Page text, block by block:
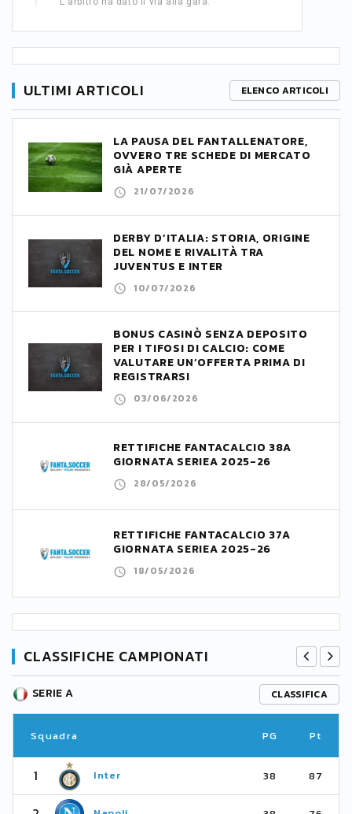
ULTIMI ARTICOLI ELENCO ARTICOLI
LA PAUSA DEL FANTALLENATORE,
OVVERO TRE SCHEDE DI MERCATO
GIÀ APERTE
21/07/2026
DERBY D’ITALIA: STORIA, ORIGINE
DEL NOME E RIVALITÀ TRA
JUVENTUS E INTER
10/07/2026
BONUS CASINÒ SENZA DEPOSITO
PER I TIFOSI DI CALCIO: COME
VALUTARE UN’OFFERTA PRIMA DI
REGISTRARSI
03/06/2026
RETTIFICHE FANTACALCIO 38A
GIORNATA SERIEA 2025-26
28/05/2026
RETTIFICHE FANTACALCIO 37A
GIORNATA SERIEA 2025-26
18/05/2026
CLASSIFICHE CAMPIONATI
SERIE A CLASSIFICA
Squadra PG Pt
1 Inter 38 87